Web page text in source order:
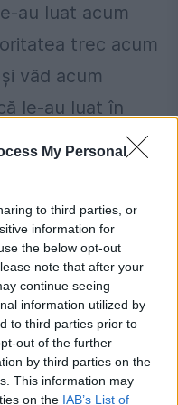
My Personal
to third parties, or
information for
the below opt-out
note that after your
continue seeing
information utilized by
to third parties prior to
out of the further
by third parties on the
This information may
on the IAB’s List of
au luat acum
trec acum
văd acum
le-au luat în
medicul